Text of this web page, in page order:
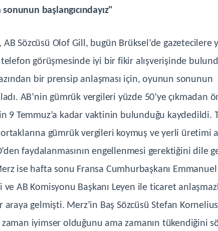
başlangıcındayız"
Sözcüsü Olof Gill, bugün Brüksel’de gazetecilere
telefon görüşmesinde iyi bir fikir alışverişinde
bir prensip anlaşması için, oyunun sonunun
AB’nin gümrük vergileri yüzde 50’ye çıkmadan
9 Temmuz’a kadar vaktinin bulunduğu kaydedildi.
gümrük vergileri koymuş ve yerli üretimi
faydalanmasının engellenmesi gerektiğini dile
ise hafta sonu Fransa Cumhurbaşkanı
AB Komisyonu Başkanı Leyen ile ticaret
gelmişti. Merz’in Baş Sözcüsü Stefan
iyimser olduğunu ama zamanın tükendiğini